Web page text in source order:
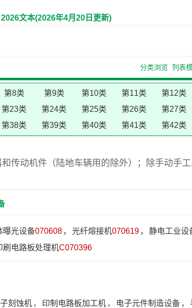
文本(2026年4月20日更新)
分类浏览 列表
第8类 第9类 第10类 第11类 第12类
第23类 第24类 第25类 第26类 第27类
第38类 第39类 第40类 第41类 第42类
动机件（陆地车辆用的除外）；除手动手工
曝光设备070608 ， 光纤熔接机070619 ， 静电工业设
刷电路板处理机C070396
刻蚀机 ， 印制电路板加工机 ， 电子元件制造设备 ，